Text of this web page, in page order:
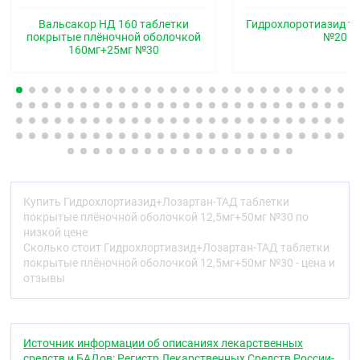
пленочной оболочкой от желтого до желтого с
зеленоватым оттенком цвета.
Овальные, слегка двояковыпуклые таблетки,
покрытые плёночной оболочкой от желтого до
желтого с зеленоватым оттенком цвета.
Вид на изломе: белая шероховатая масса с
зеленоватым оттенком цвета.
Фармакотерапевтическая группа
Гипотензивное средство комбинированное
(ангиотензина II рецепторов антагонист +
диуретик)
Код АТХ
C09DA01
Фармакологические свойства
Вальсакор НД 160 таблетки
покрытые плёночной оболочкой
160мг+25мг №30
Гидрохлоротиазид
№20
Купить Гидрохлортиазид+Лозартан-ТАД таблетки
покрытые плёночной оболочкой 12,5мг+50мг №30 по
низкой цене
Сколько стоит Гидрохлортиазид+Лозартан-ТАД таблетки
покрытые плёночной оболочкой 12,5мг+50мг №30 - цена и
отзывы
Источник информации об описаниях лекарственных